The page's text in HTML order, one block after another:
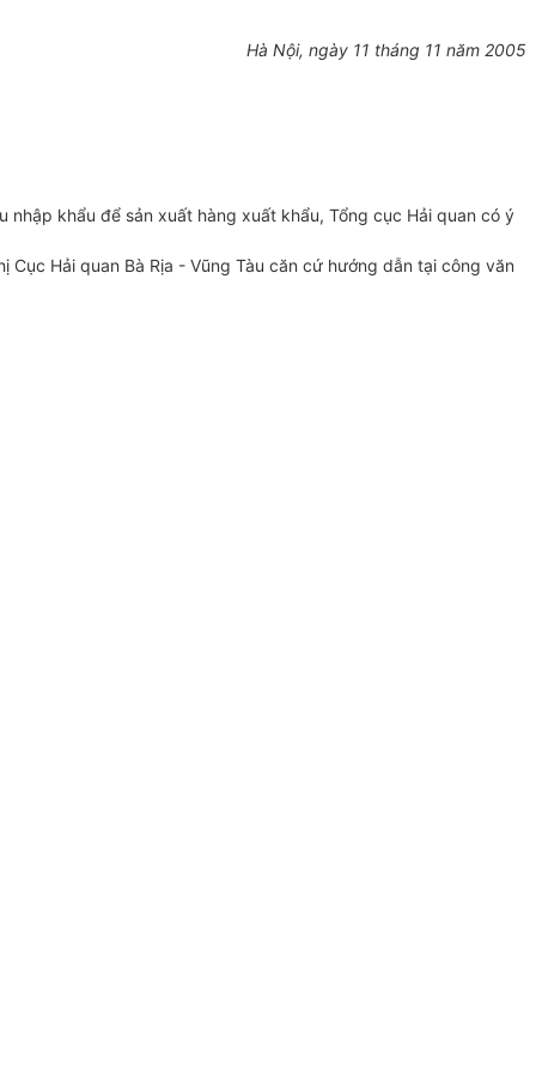
Hà Nội, ngày 11 tháng 11 năm 2005
khẩu để sản xuất hàng xuất khẩu, Tổng cục Hải quan có ý
Hải quan Bà Rịa - Vũng Tàu căn cứ hướng dẫn tại công văn